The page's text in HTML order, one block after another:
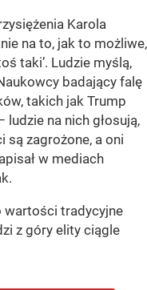
Karola
na to, jak to możliwe,
taki’. Ludzie myślą,
badający falę
takich jak Trump
na nich głosują,
są zagrożone, a oni
w mediach
wartości tradycyjne
z góry elity ciągle